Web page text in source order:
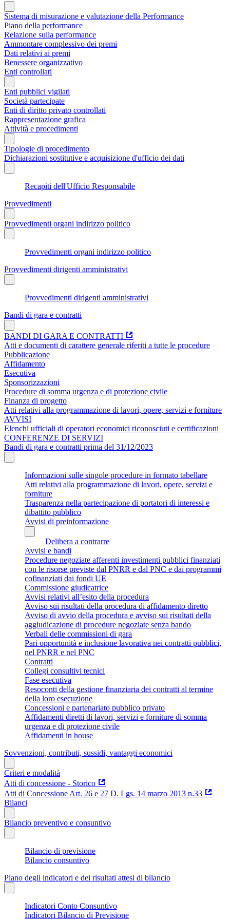
Sistema di misurazione e valutazione della Performance
Piano della performance
Relazione sulla performance
Ammontare complessivo dei premi
Dati relativi ai premi
Benessere organizzativo
Enti controllati
Enti pubblici vigilati
Società partecipate
Enti di diritto privato controllati
Rappresentazione grafica
Attività e procedimenti
Tipologie di procedimento
Dichiarazioni sostitutive e acquisizione d'ufficio dei dati
Recapiti dell'Ufficio Responsabile
Provvedimenti
Provvedimenti organi indirizzo politico
Provvedimenti organi indirizzo politico
Provvedimenti dirigenti amministrativi
Provvedimenti dirigenti amministrativi
Bandi di gara e contratti
BANDI DI GARA E CONTRATTI
Atti e documenti di carattere generale riferiti a tutte le procedure
Pubblicazione
Affidamento
Esecutiva
Sponsorizzazioni
Procedure di somma urgenza e di protezione civile
Finanza di progetto
Atti relativi alla programmazione di lavori, opere, servizi e forniture
AVVISI
Elenchi ufficiali di operatori economici riconosciuti e certificazioni
CONFERENZE DI SERVIZI
Bandi di gara e contratti prima del 31/12/2023
Informazioni sulle singole procedure in formato tabellare
Atti relativi alla programmazione di lavori, opere, servizi e
forniture
Trasparenza nella partecipazione di portatori di interessi e
dibattito pubblico
Avvisi di preinformazione
Delibera a contrarre
Avvisi e bandi
Procedure negoziate afferenti investimenti pubblici finanziati
con le risorse previste dal PNRR e dal PNC e dai programmi
cofinanziati dai fondi UE
Commissione giudicatrice
Avvisi relativi all’esito della procedura
Avviso sui risultati della procedura di affidamento diretto
Avviso di avvio della procedura e avviso sui risultati della
aggiudicazione di procedure negoziate senza bando
Verbali delle commissioni di gara
Pari opportunità e inclusione lavorativa nei contratti pubblici,
nel PNRR e nel PNC
Contratti
Collegi consultivi tecnici
Fase esecutiva
Resoconti della gestione finanziaria dei contratti al termine
della loro esecuzione
Concessioni e partenariato pubblico privato
Affidamenti diretti di lavori, servizi e forniture di somma
urgenza e di protezione civile
Affidamenti in house
Sovvenzioni, contributi, sussidi, vantaggi economici
Criteri e modalità
Atti di concessione - Storico
Atti di Concessione Art. 26 e 27 D. Lgs. 14 marzo 2013 n.33
Bilanci
Bilancio preventivo e consuntivo
Bilancio di previsione
Bilancio consuntivo
Piano degli indicatori e dei risultati attesi di bilancio
Indicatori Conto Consuntivo
Indicatori Bilancio di Previsione